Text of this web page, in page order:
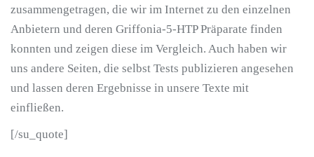
zusammengetragen, die wir im Internet zu den einzelnen
Anbietern und deren Griffonia-5-HTP Präparate finden
konnten und zeigen diese im Vergleich. Auch haben wir
uns andere Seiten, die selbst Tests publizieren angesehen
und lassen deren Ergebnisse in unsere Texte mit
einfließen.
[/su_quote]